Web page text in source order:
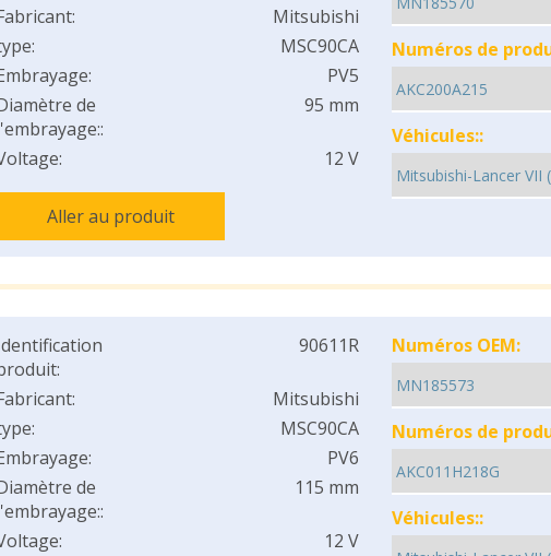
Mitsubishi
MSC90CA
PV5
de
95 mm
12 V
Aller au produit
Numéros de
Véhicules::
90611R
Mitsubishi
MSC90CA
PV6
de
115 mm
12 V
Numéros OEM:
Numéros de
Véhicules::